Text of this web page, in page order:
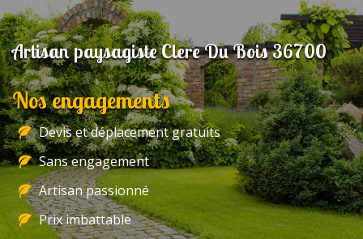
Artisan paysagiste Clere Du Bois 36700
Nos engagements
Devis et déplacement gratuits
Sans engagement
Artisan passionné
Prix imbattable